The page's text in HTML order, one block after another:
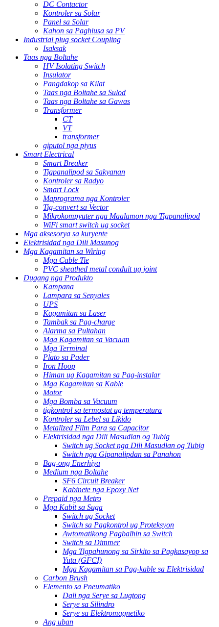
DC Contactor
Kontroler sa Solar
Panel sa Solar
Kahon sa Paghiusa sa PV
Industrial plug socket Coupling
Isaksak
Taas nga Boltahe
HV Isolating Switch
Insulator
Pangdakop sa Kilat
Taas nga Boltahe sa Sulod
Taas nga Boltahe sa Gawas
Transformer
CT
VT
transformer
giputol nga piyus
Smart Electrical
Smart Breaker
Tigpanalipod sa Sakyanan
Kontroler sa Radyo
Smart Lock
Maprograma nga Kontroler
Tig-convert sa Vector
Mikrokompyuter nga Maalamon nga Tigpanalipod
WiFi smart switch ug socket
Mga aksesorya sa kuryente
Elektrisidad nga Dili Masunog
Mga Kagamitan sa Wiring
Mga Cable Tie
PVC sheathed metal conduit ug joint
Dugang nga Produkto
Kampana
Lampara sa Senyales
UPS
Kagamitan sa Laser
Tambak sa Pag-charge
Alarma sa Pultahan
Mga Kagamitan sa Vacuum
Mga Terminal
Plato sa Pader
Iron Hoop
Himan ug Kagamitan sa Pag-instalar
Mga Kagamitan sa Kable
Motor
Mga Bomba sa Vacuum
tigkontrol sa termostat ug temperatura
Kontroler sa Lebel sa Likido
Metallzed Film Para sa Capacitor
Elektrisidad nga Dili Masudlan og Tubig
Switch ug Socket nga Dili Masudlan og Tubig
Switch nga Gipanalipdan sa Panahon
Bag-ong Enerhiya
Medium nga Boltahe
SF6 Circuit Breaker
Kabinete nga Epoxy Net
Prepaid nga Metro
Mga Kabit sa Suga
Switch ug Socket
Switch sa Pagkontrol ug Proteksyon
Awtomatikong Pagbalhin sa Switch
Switch sa Dimmer
Mga Tigpahunong sa Sirkito sa Pagkasayop sa
Yuta (GFCI)
Mga Kagamitan sa Pag-kable sa Elektrisidad
Carbon Brush
Elemento sa Pneumatiko
Dali nga Serye sa Lugtong
Serye sa Silindro
Serye sa Elektromagnetiko
Ang uban